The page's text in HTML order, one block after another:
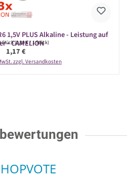
1,5V PLUS Alkaline - Leistung auf
- CAMELION
Stück(0,39 € / 1 Stück)
Regulärer Preis:
1,17 €
zzgl. Versandkosten